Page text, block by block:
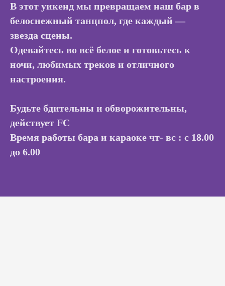
В этот уикенд мы превращаем наш бар в
белоснежный танцпол, где каждый —
звезда сцены.
Одевайтесь во всё белое и готовьтесь к
ночи, любимых треков и отличного
настроения.
Будьте бдительны и обворожительны,
действует FC
Время работы бара и караоке чт- вс : с 18.00
до 6.00